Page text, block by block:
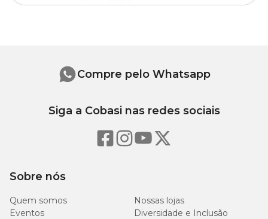
Sobre nós
Quem somos
Nossas lojas
Eventos
Diversidade e Inclusão
Compre pelo Whatsapp
Siga a Cobasi nas redes sociais